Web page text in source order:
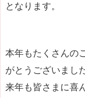
となります。
本年もたくさんの
がとうございまし
来年も皆さまに喜